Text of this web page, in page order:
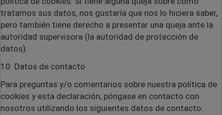
tratamos sus datos, nos gustaría que nos lo hiciera saber,
pero también tiene derecho a presentar una queja ante la
autoridad supervisora (la autoridad de protección de
datos).
10. Datos de contacto
Para preguntas y/o comentarios sobre nuestra política de
cookies y esta declaración, póngase en contacto con
nosotros utilizando los siguientes datos de contacto: